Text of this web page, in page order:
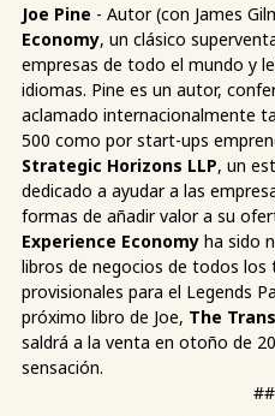
Joe Pine - Autor (con James
Economy, un clásico
empresas de todo el mundo y
idiomas. Pine es un autor,
aclamado internacionalmente
500 como por start-ups
Strategic Horizons LLP, un
dedicado a ayudar a las
formas de añadir valor a su
Experience Economy ha sido
libros de negocios de todos los
provisionales para el Legends
próximo libro de Joe, The
saldrá a la venta en otoño de
sensación.